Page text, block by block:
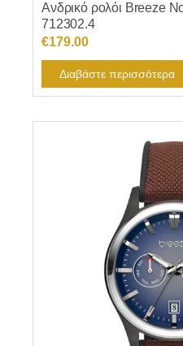
Ανδρικό ρολόι Breeze
712302.4
€179.00
Διαβάστε περισσότερα